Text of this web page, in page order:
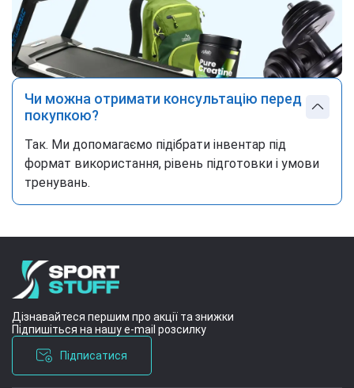
Чи можна отримати консультацію перед
покупкою?
Так. Ми допомагаємо підібрати інвентар під
формат використання, рівень підготовки і умови
тренувань.
Дізнавайтеся першим про акції та знижки
Підпишіться на нашу e-mail розсилку
Підписатися